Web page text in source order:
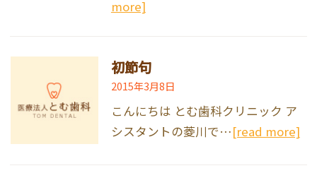
more]
初節句
2015年3月8日
こんにちは とむ歯科クリニック ア
シスタントの菱川で…[read more]